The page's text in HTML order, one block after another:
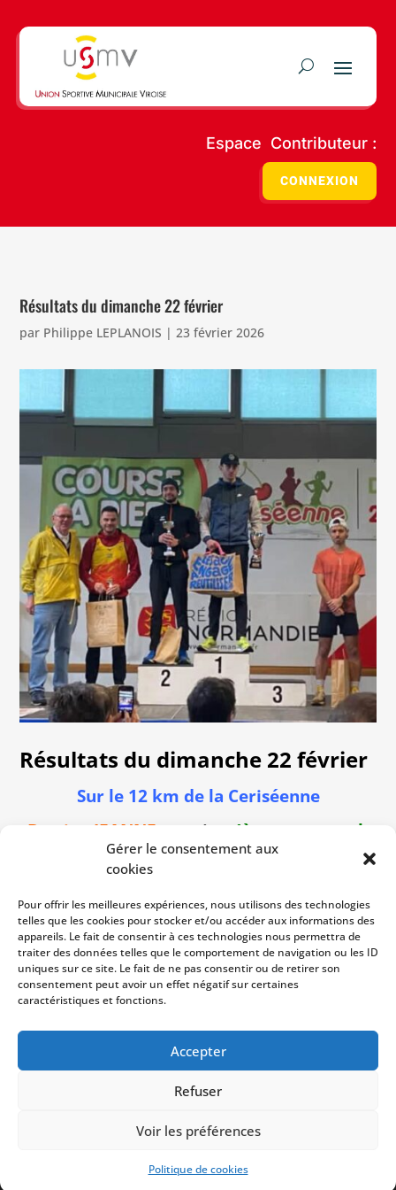
Gérer le consentement aux
cookies
Pour offrir les meilleures expériences, nous utilisons des technologies
telles que les cookies pour stocker et/ou accéder aux informations des
appareils. Le fait de consentir à ces technologies nous permettra de
traiter des données telles que le comportement de navigation ou les ID
uniques sur ce site. Le fait de ne pas consentir ou de retirer son
consentement peut avoir un effet négatif sur certaines
caractéristiques et fonctions.
Accepter
Refuser
Voir les préférences
Politique de cookies
Espace Contributeur :
CONNEXION
Résultats du dimanche 22 février
par Philippe LEPLANOIS |23 février 2026
Résultats du dimanche 22 février
Sur le 12 km de la Ceriséenne
Bastien JEANNE
termine
4ème au scratch
et 3ème senior en 45’57.
Isigny
Bruno Foucher prend la31ème place (1er
M4) en 48’05.
Un beau dimanche de course et de belles
Copyright © 2023USM Vire| Développé par
confidentialité